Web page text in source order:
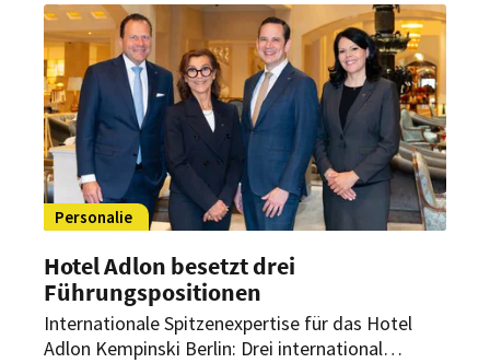
Personalie
Hotel Adlon besetzt drei
Führungspositionen
Internationale Spitzenexpertise für das Hotel
Adlon Kempinski Berlin: Drei international